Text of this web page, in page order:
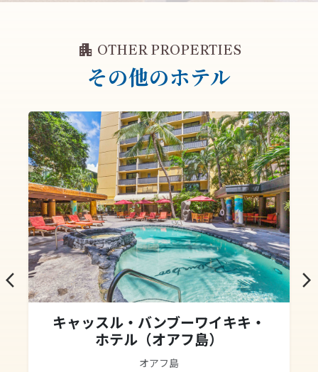
apartment OTHER PROPERTIES
その他のホテル
arrow_back_ios
キャッスル・バンブーワイキキ・
ホテル（オアフ島）
オアフ島
arrow_forward_ios